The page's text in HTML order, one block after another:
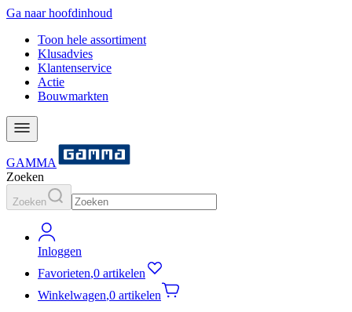
Ga naar hoofdinhoud
Toon hele assortiment
Klusadvies
Klantenservice
Actie
Bouwmarkten
GAMMA
Zoeken
Zoeken
Inloggen
Favorieten,0 artikelen
Winkelwagen,0 artikelen